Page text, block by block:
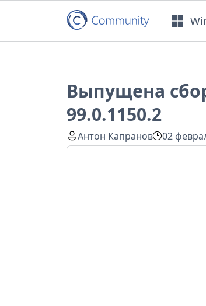
Выпущена
99.0.1150.2
Антон Капранов 02